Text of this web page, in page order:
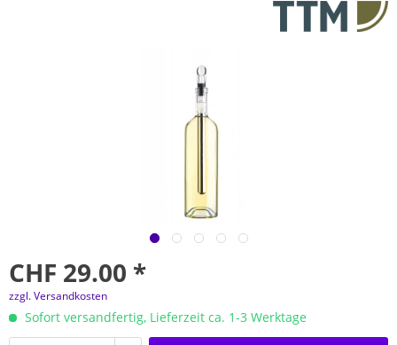
CHF 29.00 *
zzgl. Versandkosten
Sofort versandfertig, Lieferzeit ca. 1-3 Werktage